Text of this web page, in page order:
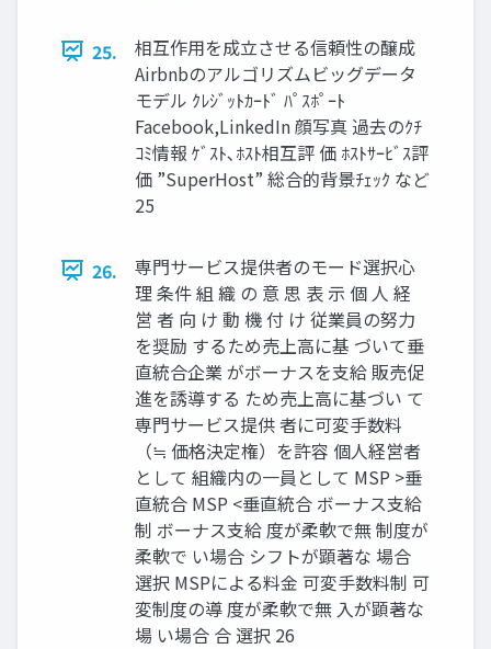
25.
相互作用を成立させる信頼性の醸成
Airbnbのアルゴリズムビッグデータ
モデル ｸﾚｼﾞｯﾄｶｰﾄﾞ ﾊﾟｽﾎﾟｰﾄ
Facebook,LinkedIn 顔写真 過去のｸﾁ
ｺﾐ情報 ｹﾞｽﾄ､ﾎｽﾄ相互評 価 ﾎｽﾄｻｰﾋﾞｽ評
価 ”SuperHost” 総合的背景ﾁｪｯｸ など
25
26.
専門サービス提供者のモード選択心
理 条件 組 織 の 意 思 表 示 個 人 経
営 者 向 け 動 機 付 け 従業員の努力
を奨励 するため売上高に基 づいて垂
直統合企業 がボーナスを支給 販売促
進を誘導する ため売上高に基づい て
専門サービス提供 者に可変手数料
（≒ 価格決定権）を許容 個人経営者
として 組織内の一員として MSP >垂
直統合 MSP <垂直統合 ボーナス支給
制 ボーナス支給 度が柔軟で無 制度が
柔軟で い場合 シフトが顕著な 場合
選択 MSPによる料金 可変手数料制 可
変制度の導 度が柔軟で無 入が顕著な
場 い場合 合 選択 26